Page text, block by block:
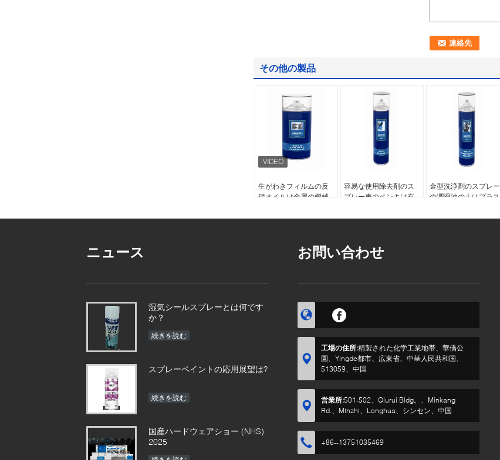
その他の製品
生がわきフィルムの反
錆オイルは金属の機械
づかせていました
容易な使用除去剤のス
プレー車のペンキは有
高く取除きます
金型洗浄剤のスプレー
の潤滑油の土はプラス
果を取除きます
ニュース
湿気シールスプレーとは何です
か？
続きを読む
スプレーペイントの応用展望は?
続きを読む
国産ハードウェアショー (NHS)
2025
お問い合わせ
工場の住所:精製された化学工業地帯、華僑公
園、Yingde都市、広東省、中華人民共和国、
513059、中国
営業所:501-502、Qiurui Bldg。、Minkang
Rd.、Minzhi、Longhua、シンセン、中国
+86--13751035469